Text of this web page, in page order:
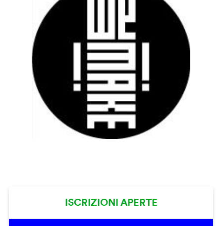
ISCRIZIONI APERTE